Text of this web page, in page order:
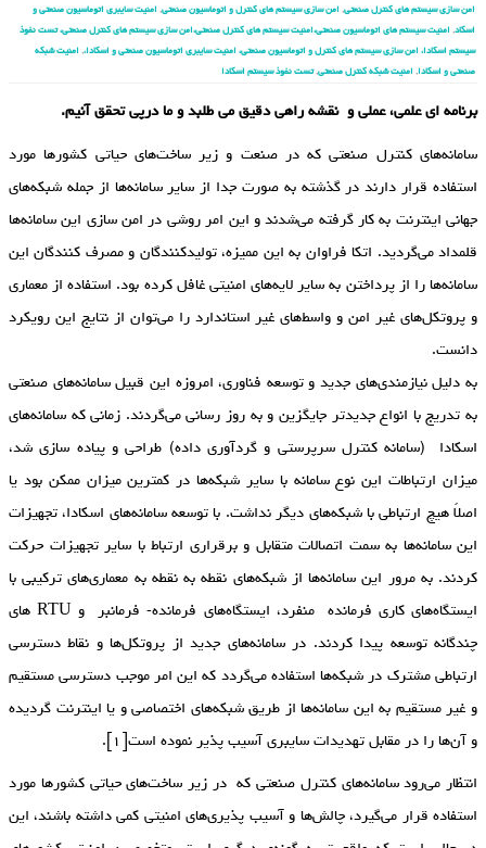
امن سازی سیستم های کنترل صنعتی, امن سازی سیستم های کنترل و اتوماسیون صنعتی, امنیت سایبری اتوماسیون صنعتی و
اسکاد, امنیت سیستم های اتوماسیون صنعتی،امنیت سیستم های کنترل صنعتی،امن سازی سیستم های کنترل صنعتی، تست نفوذ
سیستم اسکادا، امن سازی سیستم های کنترل و اتوماسیون صنعتی، امنیت سایبری اتوماسیون صنعتی و اسکادا،, امنیت شبکه
صنعتی و اسکادا, امنیت شبکه کنترل صنعتی,تست نفوذ سیستم اسکادا
برنامه ای علمی، عملی و نقشه راهی دقیق می طلبد و ما درپی تحقق آنیم.
سامانه‌های کنترل صنعتی که در صنعت و زیر ساخت‌های حیاتی کشورها مورد
استفاده قرار دارند در گذشته به صورت جدا از سایر سامانه‌ها از جمله شبکه‌های
جهانی اینترنت به کار گرفته می‌شدند و این امر روشی در امن سازی این سامانه‌ها
قلمداد می‌گردید. اتکا فراوان به این ممیزه، تولیدکنندگان و مصرف کنندگان این
سامانه‌ها را از پرداختن به سایر لایه‌های امنیتی غافل کرده بود. استفاده از معماری
و پروتکل‌های غیر امن و واسط‌های غیر استاندارد را می‌توان از نتایج این رویکرد
دانست.
به دلیل نیازمندی‌های جدید و توسعه فناوری، امروزه این قبیل سامانه‌های صنعتی
به تدریج با انواع جدیدتر جایگزین و به روز رسانی می‌گردند. زمانی که سامانه‌های
اسکادا (سامانه کنترل سرپرستی و گردآوری داده) طراحی و پیاده سازی شد،
میزان ارتباطات این نوع سامانه با سایر شبکه‌ها در کمترین میزان ممکن بود یا
اصلاً هیچ ارتباطی با شبکه‌های دیگر نداشت. با توسعه سامانه‌های اسکادا، تجهیزات
این سامانه‌ها به سمت اتصالات متقابل و برقراری ارتباط با سایر تجهیزات حرکت
کردند. به مرور این سامانه‌ها از شبکه‌های نقطه به نقطه به معماری‌های ترکیبی با
ایستگاه‌های کاری فرمانده منفرد، ایستگاه‌های فرمانده- فرمانبر و RTU های
چندگانه توسعه پیدا کردند. در سامانه‌های جدید از پروتکل‌ها و نقاط دسترسی
ارتباطی مشترک در شبکه‌ها استفاده می‌گردد که این امر موجب دسترسی مستقیم
و غیر مستقیم به این سامانه‌ها از طریق شبکه‌های اختصاصی و یا اینترنت گردیده
و آن‌ها را در مقابل تهدیدات سایبری آسیب پذیر نموده است[۱].
انتظار می‌رود سامانه‌های کنترل صنعتی که در زیر ساخت‌های حیاتی کشورها مورد
استفاده قرار می‌گیرد، چالش‌ها و آسیب پذیری‌های امنیتی کمی داشته باشند، این